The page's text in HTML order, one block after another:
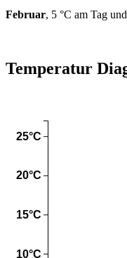
Februar, 5 °C am Tag
Temperatur